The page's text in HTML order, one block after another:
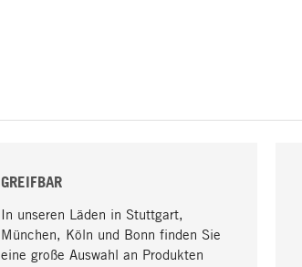
GREIFBAR
In unseren Läden in Stuttgart,
München, Köln und Bonn finden Sie
eine große Auswahl an Produkten